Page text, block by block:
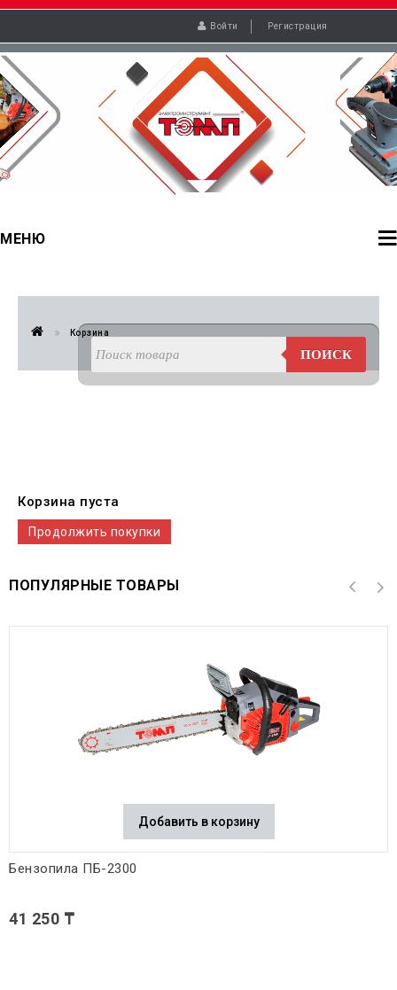
Войти Регистрация
МЕНЮ
Корзина
ПОИСК
Корзина пуста
Продолжить покупки
ПОПУЛЯРНЫЕ ТОВАРЫ
Добавить в корзину
Бензопила ПБ-2300
41 250 ₸